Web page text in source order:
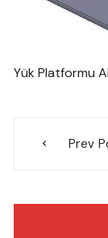
Yük Platformu
Prev